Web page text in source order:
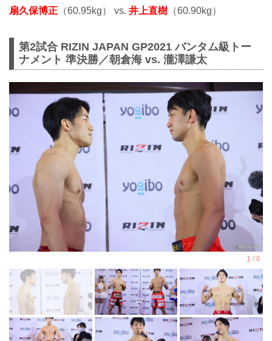
扇久保博正 （60.95kg） vs. 井上直樹 （60.90kg）
第2試合 RIZIN JAPAN GP2021 バンタム級トー
ナメント 準決勝／朝倉海 vs. 瀧澤謙太